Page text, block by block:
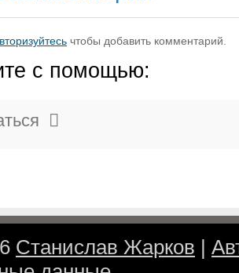
чтобы добавить комментарий.
с помощью:
Станислав Жарков |